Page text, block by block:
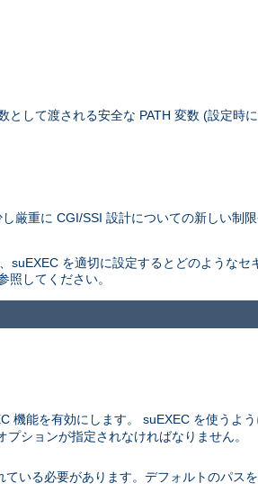
して渡される安全な PATH 変数 (設定時
厳重に CGI/SSI 設計についての新しい制
を適切に設定するとどのようなセ
照してください。
能を有効にします。 suEXEC を使うよう
プションが指定されなければなりません。
いる必要があります。デフォルトのパス